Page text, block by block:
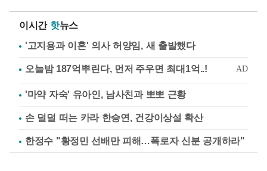
이시간 핫뉴스
'고지용과 이혼' 의사 허양임, 새 출발했다
'마약 자숙' 유아인, 남사친과 뽀뽀 근황
손 덜덜 떠는 카라 한승연, 건강이상설 확산
한정수 "황정민 선배만 피해…폭로자 신분 공개하라"